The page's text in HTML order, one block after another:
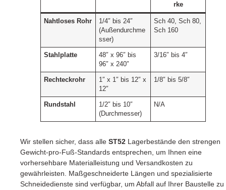
rke
Nahtloses Rohr
1/4″ bis 24″
(Außendurchme
sser)
Sch 40, Sch 80,
Sch 160
Stahlplatte
48″ x 96″ bis
96″ x 240″
3/16″ bis 4″
Rechteckrohr
1″ x 1″ bis 12″ x
12″
1/8″ bis 5/8″
Rundstahl
1/2″ bis 10″
(Durchmesser)
N/A
Wir stellen sicher, dass alle ST52 Lagerbestände den strengen
Gewicht-pro-Fuß-Standards entsprechen, um Ihnen eine
vorhersehbare Materialleistung und Versandkosten zu
gewährleisten. Maßgeschneiderte Längen und spezialisierte
Schneidedienste sind verfügbar, um Abfall auf Ihrer Baustelle zu